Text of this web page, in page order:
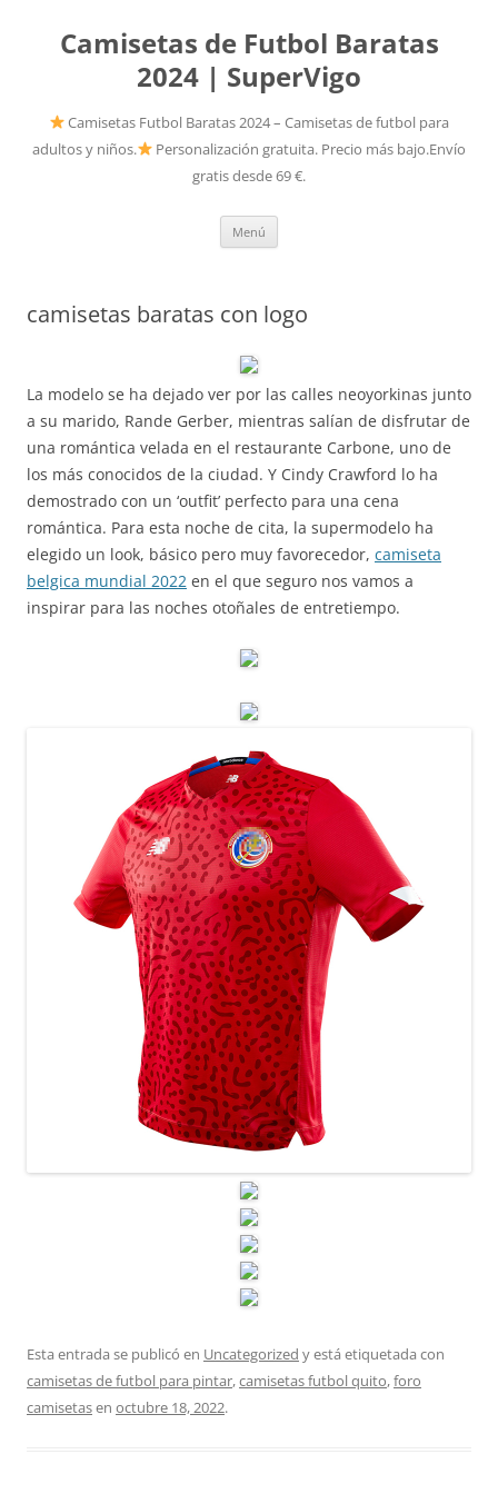
Camisetas de Futbol Baratas
2024 | SuperVigo
Camisetas Futbol Baratas 2024 – Camisetas de futbol para
adultos y niños.
Personalización gratuita. Precio más bajo.Envío
gratis desde 69 €.
Menú
camisetas baratas con logo
La modelo se ha dejado ver por las calles neoyorkinas junto
a su marido, Rande Gerber, mientras salían de disfrutar de
una romántica velada en el restaurante Carbone, uno de
los más conocidos de la ciudad. Y Cindy Crawford lo ha
demostrado con un ‘outfit’ perfecto para una cena
romántica. Para esta noche de cita, la supermodelo ha
elegido un look, básico pero muy favorecedor, camiseta
belgica mundial 2022 en el que seguro nos vamos a
inspirar para las noches otoñales de entretiempo.
Esta entrada se publicó en Uncategorized y está etiquetada con
camisetas de futbol para pintar,camisetas futbol quito,foro
camisetasen octubre 18, 2022.